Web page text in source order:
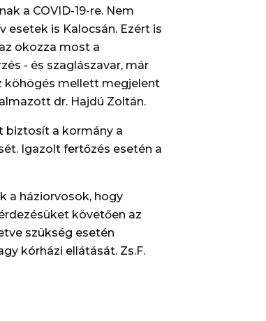
a COVID-19-re. Nem
is Kalocsán. Ezért is
okozza most a
- és szaglászavar, már
köhögés mellett megjelent
dr. Hajdú Zoltán.
biztosít a kormány a
Igazolt fertőzés esetén a
a háziorvosok, hogy
követően az
szükség esetén
kórházi ellátását. Zs.F.